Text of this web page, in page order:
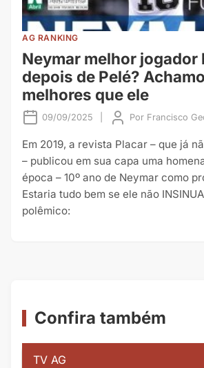
AG RANKING
Neymar melhor jogador
depois de Pelé?
melhores que ele
09/09/2025 Por Francisco
Em 2019, a revista Placar – que já
– publicou em sua capa uma
época – 10º ano de Neymar como
Estaria tudo bem se ele não
polêmico:
Confira também
TV AG